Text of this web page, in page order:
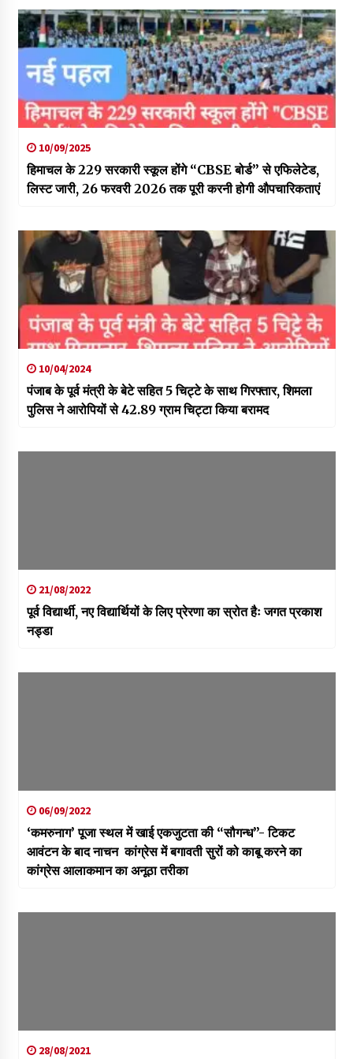
10/09/2025
हिमाचल के 229 सरकारी स्कूल होंगे “CBSE बोर्ड” से एफिलेटेड,
लिस्ट जारी, 26 फरवरी 2026 तक पूरी करनी होगी औपचारिकताएं
10/04/2024
पंजाब के पूर्व मंत्री के बेटे सहित 5 चिट्टे के साथ गिरफ्तार, शिमला
पुलिस ने आरोपियों से 42.89 ग्राम चिट्टा किया बरामद
21/08/2022
पूर्व विद्यार्थी, नए विद्यार्थियों के लिए प्रेरणा का स्रोत हैः जगत प्रकाश
नड्डा
06/09/2022
‘कमरुनाग’ पूजा स्थल में खाई एकजुटता की “सौगन्ध”- टिकट
आवंटन के बाद नाचन कांग्रेस में बगावती सुरों को काबू करने का
कांग्रेस आलाकमान का अनूठा तरीका
28/08/2021